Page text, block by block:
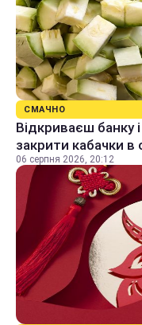
СМАЧНО
Відкриваєш банку
закрити кабачки в
06 серпня 2026, 20:12